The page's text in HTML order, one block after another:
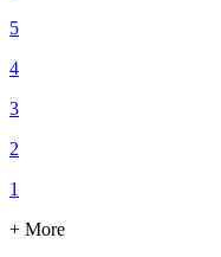
5
4
3
2
1
+ More